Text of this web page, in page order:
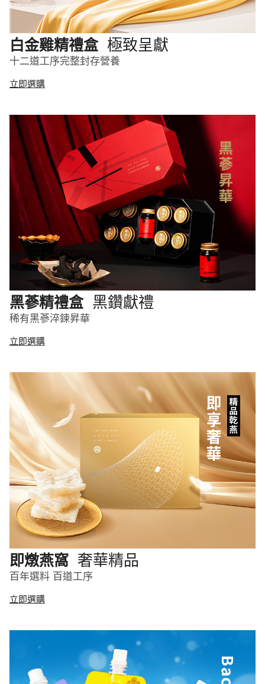
白金雞精禮盒 極致呈獻
十二道工序完整封存營養
立即選購
黑蔘精禮盒 黑鑽獻禮
稀有黑蔘淬鍊昇華
立即選購
即燉燕窩 奢華精品
百年選料 百道工序
立即選購